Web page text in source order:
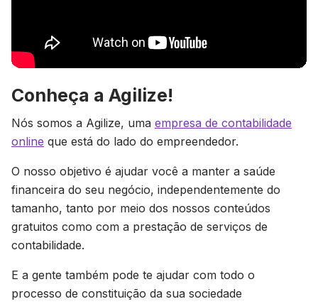
Conheça a Agilize!
Nós somos a Agilize, uma empresa de contabilidade
online que está do lado do empreendedor.
O nosso objetivo é ajudar você a manter a saúde
financeira do seu negócio, independentemente do
tamanho, tanto por meio dos nossos conteúdos
gratuitos como com a prestação de serviços de
contabilidade.
E a gente também pode te ajudar com todo o
processo de constituição da sua sociedade